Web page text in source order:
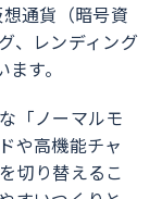
通貨（暗号資
、レンディング
す。
「ノーマルモ
や高機能チャ
切り替えるこ